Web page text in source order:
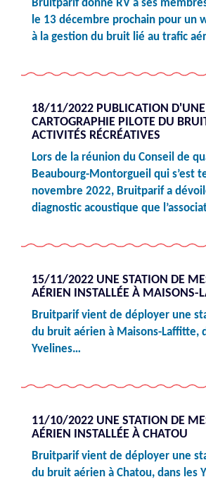
Bruitparif donne RV à ses
le 13 décembre prochain pour un
à la gestion du bruit lié au trafic
18/11/2022 PUBLICATION D'UNE
CARTOGRAPHIE PILOTE DU
ACTIVITÉS RÉCRÉATIVES
Lors de la réunion du Conseil de
Beaubourg-Montorgueil qui s’est
novembre 2022, Bruitparif a
diagnostic acoustique que
15/11/2022 UNE STATION DE
AÉRIEN INSTALLÉE À MAISONS-
Bruitparif vient de déployer une
du bruit aérien à Maisons-Laffitte,
Yvelines…
11/10/2022 UNE STATION DE
AÉRIEN INSTALLÉE À CHATOU
Bruitparif vient de déployer une
du bruit aérien à Chatou, dans les